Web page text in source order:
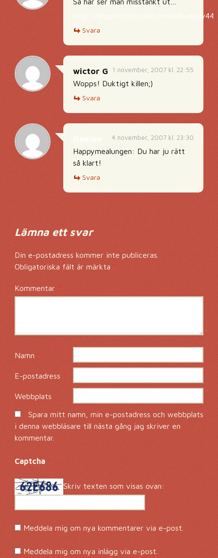
http://img.photobucket.com/albums/
Svara
1 november, 2007 kl. 22:55
wictor G
Wopps! Duktigt killen;)
Svara
4 november, 2007 kl. 23:30
Happymealungen: Du har ju rätt
så klart!
Svara
Lämna ett svar
Din e-postadress kommer inte publiceras.
Obligatoriska fält är märkta*
Kommentar*
Namn*
E-postadress*
Webbplats
Spara mitt namn, min e-postadress och webbplats
i denna webbläsare till nästa gång jag skriver en
kommentar.
Captcha *
Skriv texten som visas ovan:
Meddela mig om nya kommentarer via e-post.
Meddela mig om nya inlägg via e-post.